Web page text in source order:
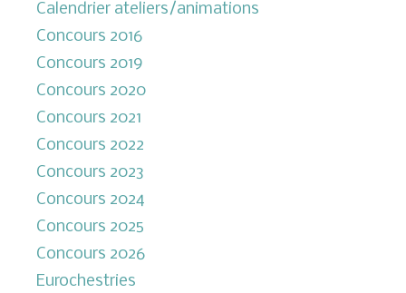
Calendrier ateliers/animations
Concours 2016
Concours 2019
Concours 2020
Concours 2021
Concours 2022
Concours 2023
Concours 2024
Concours 2025
Concours 2026
Eurochestries